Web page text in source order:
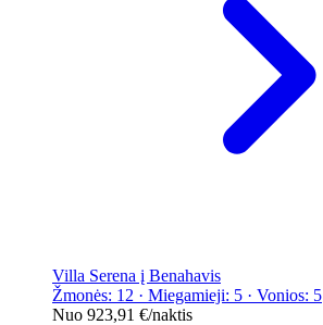
Villa Serena į Benahavis
Žmonės: 12 · Miegamieji: 5 · Vonios: 5
Nuo 923,91 €/naktis